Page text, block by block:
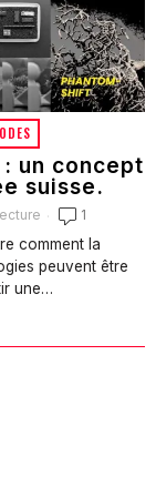
: un concept
suisse.
1
comment la
peuvent être
une…